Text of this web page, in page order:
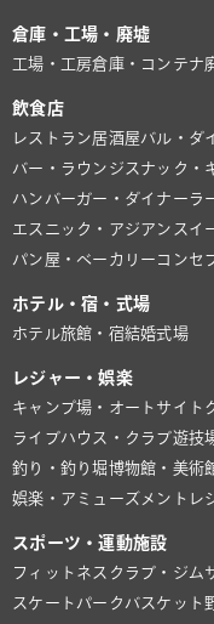
倉庫・工場・廃墟
工場・工房倉庫・コンテナ
飲食店
レストラン居酒屋バル・ダ
バー・ラウンジ スナック・
ハンバーガー・ダイナーラ
エスニック・アジアン スイ
パン屋・ベーカリー コンセ
ホテル・宿・式場
ホテル旅館・宿結婚式場
レジャー・娯楽
キャンプ場・オートサイト
ライブハウス・クラブ遊技
釣り・釣り堀博物館・美術
娯楽・アミューズメント レ
スポーツ・運動施設
フィットネスクラブ・ジム
スケートパーク バスケット